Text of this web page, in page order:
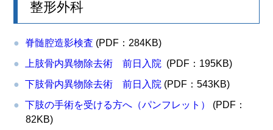
整形外科
脊髄腔造影検査 (PDF：284KB)
上肢骨内異物除去術 前日入院 (PDF：195KB)
下肢骨内異物除去術 前日入院 (PDF：543KB)
下肢の手術を受ける方へ（パンフレット）
(PDF：
82KB)